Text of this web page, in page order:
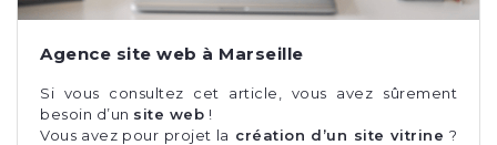
Agence site web à Marseille
Si vous consultez cet article, vous avez sûrement
besoin d’un site web !
Vous avez pour projet la création d’un site vitrine ?